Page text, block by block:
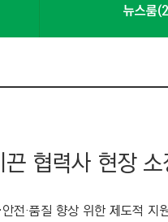
뉴스룸
협력사 현장
전·품질 향상 위한 제도적